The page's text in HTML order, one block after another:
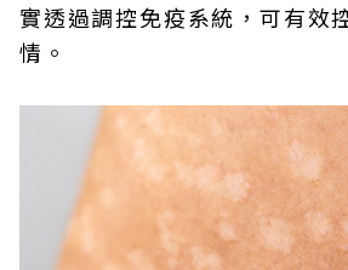
實透過調控免疫系統，可有效
情。